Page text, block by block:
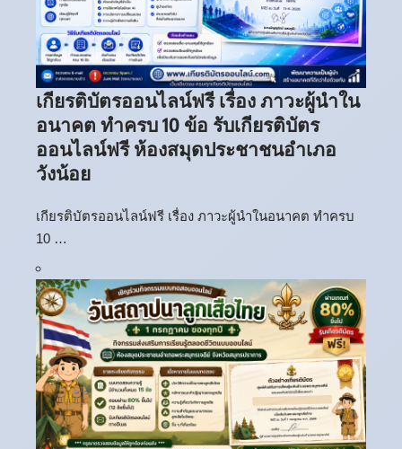
เกียรติบัตรออนไลน์ฟรี เรื่อง ภาวะผู้นำใน
อนาคต ทำครบ 10 ข้อ รับเกียรติบัตร
ออนไลน์ฟรี ห้องสมุดประชาชนอำเภอ
วังน้อย
เกียรติบัตรออนไลน์ฟรี เรื่อง ภาวะผู้นำในอนาคต ทำครบ
10 …